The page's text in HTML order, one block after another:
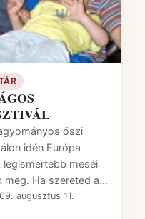
őszi
idén Európa
legismertebb meséi
meg. Ha szereted a…
augusztus 11.